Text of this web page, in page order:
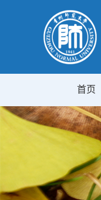
首页